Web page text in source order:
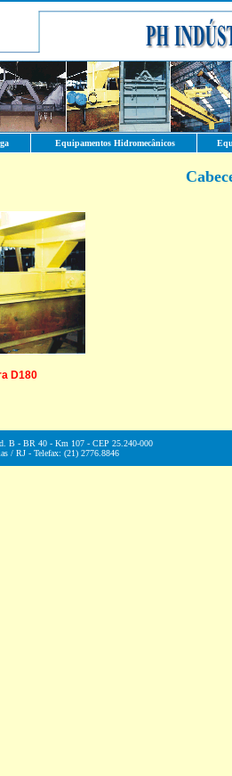
Equipamentos Hidromecânicos
D180
B - BR 40 - Km 107 - CEP 25.240-000
/ RJ - Telefax: (21) 2776.8846